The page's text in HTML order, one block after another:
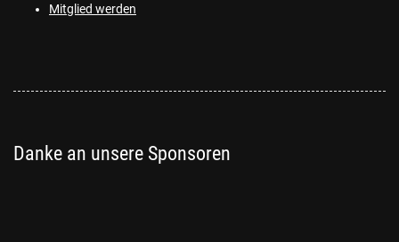
Mitglied werden
Danke an unsere Sponsoren